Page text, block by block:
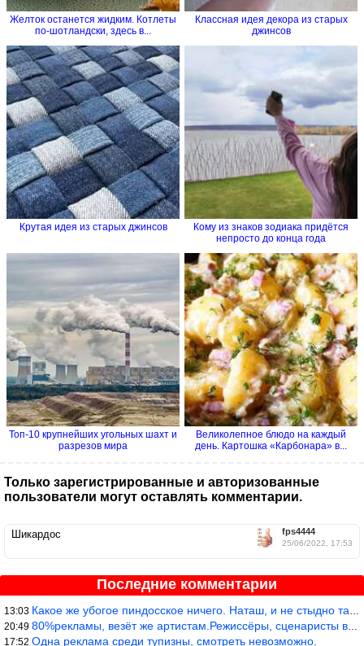
Желток останется жидким. Котлеты
по-шотландски, здесь в...
Классная идея декора из старых
джинсов
Крутая идея из старых джинсов
Кому из знаков зодиака придётся
непросто до конца года
Топ-10 крупнейших угольных шахт и
разрезов мира
Великолепное блюдо на каждый
день. Картошка «Карбонара» в...
Только зарегистрированные и авторизованные
пользователи могут оставлять комментарии.
fps4444
25/06/2022, 17:53
Шикардос
Последние комментарии
13:03 Какое же убогое пиндосское ничего. Наташ, и не стыдно такую фигн
20:49 80%рекламы, везёт же артистам.Режиссёры, сценаристы вы где или к
17:52 Одна реклама среди тупизны, смотреть невозможно.